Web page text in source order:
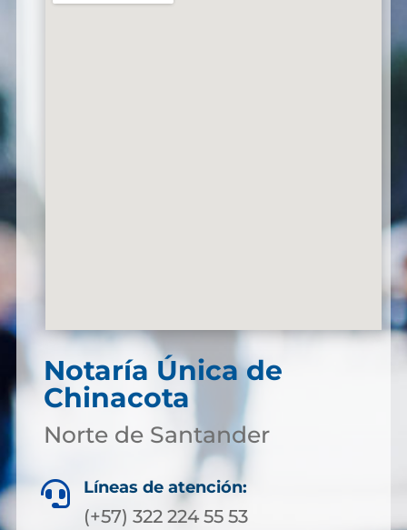
Notaría Única de
Chinacota
Norte de Santander
 Líneas de atención:
(+57) 322 224 55 53